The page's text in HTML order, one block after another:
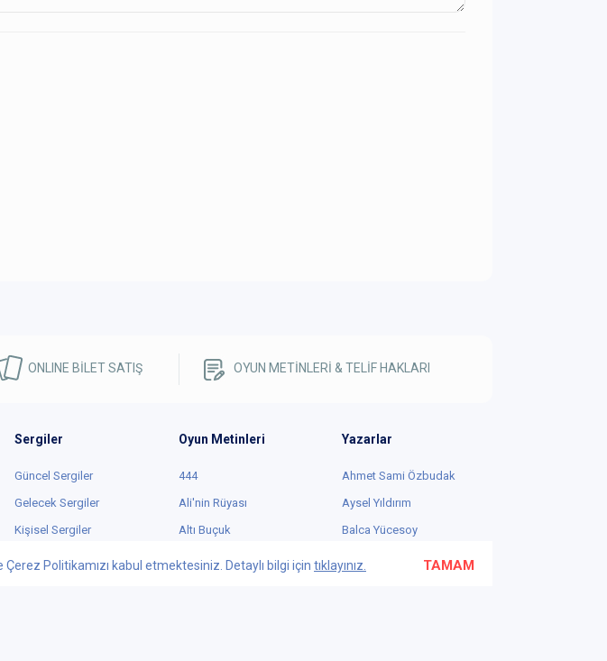
Politikamızı kabul etmektesiniz. Detaylı bilgi için tıklayınız. TAMAM
ONLINE BİLET SATIŞ OYUN METİNLERİ & TELİF HAKLARI
Sergiler
Güncel Sergiler
Gelecek Sergiler
Kişisel Sergiler
Oyun Metinleri
444
Ali'nin Rüyası
Altı Buçuk
Yazarlar
Ahmet Sami Özbudak
Aysel Yıldırım
Balca Yücesoy